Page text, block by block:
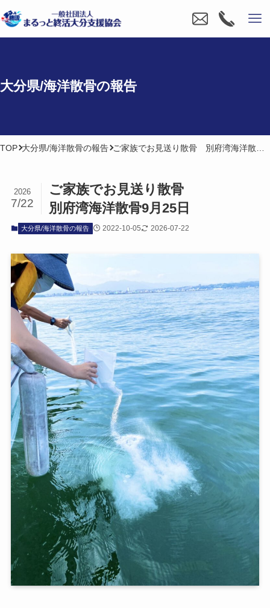
大分県/海洋散骨の​報告
TOP 大分県/海洋散骨の報告
ご家族で​お見送り散骨
別府湾海洋散骨9月25日
2026
7/22
大分県/海洋散骨の報告 2022-10-05 2026-07-22